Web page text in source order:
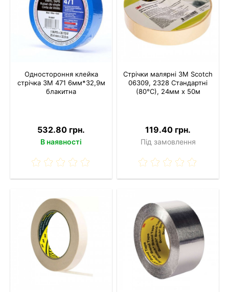
Одностороння клейка
стрiчка 3M 471 6мм*32,9м
блакитна
532.80 грн.
В наявності
Стрічки малярні 3M Scotch
06309, 2328 Стандартні
(80°С), 24мм x 50м
119.40 грн.
Під замовлення